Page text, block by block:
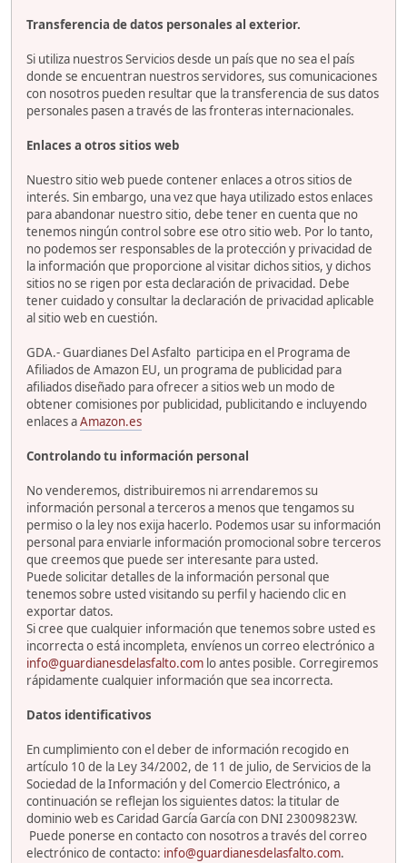
Transferencia de datos personales al exterior.
Si utiliza nuestros Servicios desde un país que no sea el país
donde se encuentran nuestros servidores, sus comunicaciones
con nosotros pueden resultar que la transferencia de sus datos
personales pasen a través de las fronteras internacionales.
Enlaces a otros sitios web
Nuestro sitio web puede contener enlaces a otros sitios de
interés. Sin embargo, una vez que haya utilizado estos enlaces
para abandonar nuestro sitio, debe tener en cuenta que no
tenemos ningún control sobre ese otro sitio web. Por lo tanto,
no podemos ser responsables de la protección y privacidad de
la información que proporcione al visitar dichos sitios, y dichos
sitios no se rigen por esta declaración de privacidad. Debe
tener cuidado y consultar la declaración de privacidad aplicable
al sitio web en cuestión.
GDA.- Guardianes Del Asfalto participa en el Programa de
Afiliados de Amazon EU, un programa de publicidad para
afiliados diseñado para ofrecer a sitios web un modo de
obtener comisiones por publicidad, publicitando e incluyendo
enlaces aAmazon.es
Controlando tu información personal
No venderemos, distribuiremos ni arrendaremos su
información personal a terceros a menos que tengamos su
permiso o la ley nos exija hacerlo. Podemos usar su información
personal para enviarle información promocional sobre terceros
que creemos que puede ser interesante para usted.
Puede solicitar detalles de la información personal que
tenemos sobre usted visitando su perfil y haciendo clic en
exportar datos.
Si cree que cualquier información que tenemos sobre usted es
incorrecta o está incompleta, envíenos un correo electrónico a
info@guardianesdelasfalto.com lo antes posible. Corregiremos
rápidamente cualquier información que sea incorrecta.
Datos identificativos
En cumplimiento con el deber de información recogido en
artículo 10 de la Ley 34/2002, de 11 de julio, de Servicios de la
Sociedad de la Información y del Comercio Electrónico, a
continuación se reflejan los siguientes datos: la titular de
dominio web es Caridad García García con DNI 23009823W.
Puede ponerse en contacto con nosotros a través del correo
electrónico de contacto: info@guardianesdelasfalto.com.